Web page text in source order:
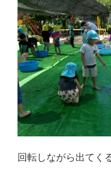
回転しながら出てく